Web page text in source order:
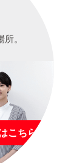
。
こちら